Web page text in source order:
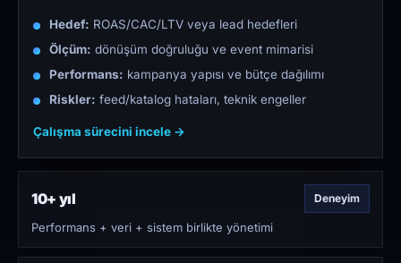
Hedef: ROAS/CAC/LTV veya lead hedefleri
Ölçüm: dönüşüm doğruluğu ve event mimarisi
Performans: kampanya yapısı ve bütçe dağılımı
Riskler: feed/katalog hataları, teknik engeller
Çalışma sürecini incele →
10+ yıl Deneyim
Performans + veri + sistem birlikte yönetimi